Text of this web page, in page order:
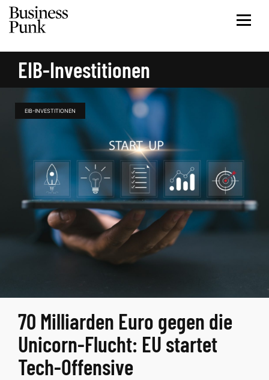
EIB-Investitionen
EIB-INVESTITIONEN
70 Milliarden Euro gegen die
Unicorn-Flucht: EU startet
Tech-Offensive